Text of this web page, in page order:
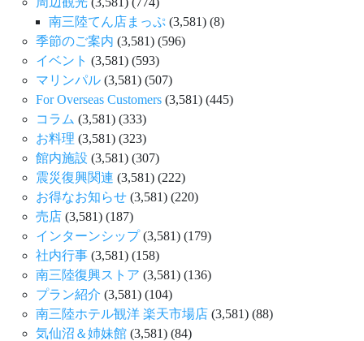
南三陸てん店まっぷ (3,581) (8)
季節のご案内 (3,581) (596)
イベント (3,581) (593)
マリンパル (3,581) (507)
For Overseas Customers (3,581) (445)
コラム (3,581) (333)
お料理 (3,581) (323)
館内施設 (3,581) (307)
震災復興関連 (3,581) (222)
お得なお知らせ (3,581) (220)
売店 (3,581) (187)
インターンシップ(3,581) (179)
社内行事 (3,581) (158)
南三陸復興ストア (3,581) (136)
プラン紹介 (3,581) (104)
南三陸ホテル観洋 楽天市場店 (3,581) (88)
気仙沼＆姉妹館 (3,581) (84)